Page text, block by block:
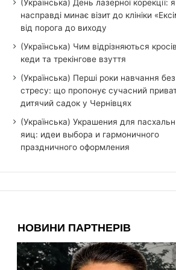
(Українська) День лазерної корекції:
насправді минає візит до клініки
від порога до виходу
(Українська) Чим відрізняються
кеди та трекінгове взуття
(Українська) Перші роки навчання без
стресу: що пропонує сучасний
дитячий садок у Чернівцях
(Українська) Украшения для
яиц: идеи выбора и гармоничного
праздничного оформления